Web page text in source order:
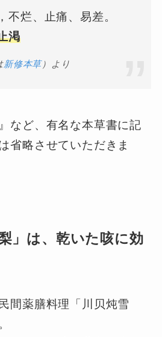
不烂、止痛、易差。
渇
新修本草）より
』など、有名な本草書に記
省略させていただきま
」は、乾いた咳に効
間薬膳料理「川贝炖雪